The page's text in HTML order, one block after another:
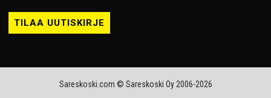
TILAA UUTISKIRJE
Sareskoski.com © Sareskoski Oy 2006-2026